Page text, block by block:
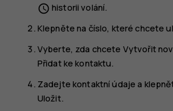
schedule historii volání.
Klepněte na číslo, které chcete
Vyberte, zda chcete Vytvořit
Přidat ke kontaktu.
Zadejte kontaktní údaje a
Uložit.